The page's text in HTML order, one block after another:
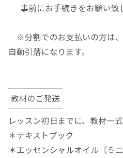
事前にお手続きをお願い致
※分割でのお支払いの方は
自動引落になります。
教材のご発送
レッスン初日までに、教材一
＊テキストブック
＊エッセンシャルオイル（ミニ